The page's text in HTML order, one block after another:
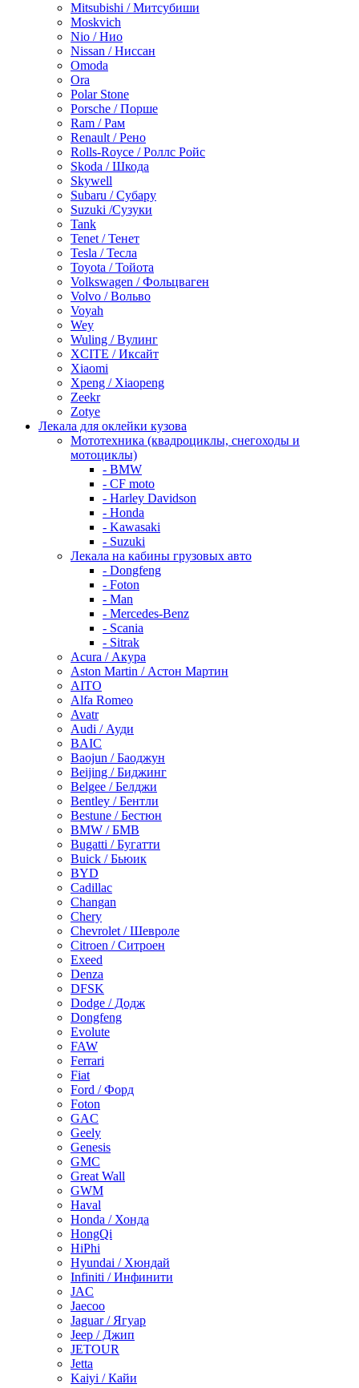
Mitsubishi / Митсубиши
Moskvich
Nio / Нио
Nissan / Ниссан
Omoda
Ora
Polar Stone
Porsche / Порше
Ram / Рам
Renault / Рено
Rolls-Royce / Роллс Ройс
Skoda / Шкода
Skywell
Subaru / Субару
Suzuki /Сузуки
Tank
Tenet / Тенет
Tesla / Тесла
Toyota / Тойота
Volkswagen / Фольцваген
Volvo / Вольво
Voyah
Wey
Wuling / Вулинг
XCITE / Иксайт
Xiaomi
Xpeng / Xiaopeng
Zeekr
Zotye
Лекала для оклейки кузова
Мототехника (квадроциклы, снегоходы и
мотоциклы)
- BMW
- CF moto
- Harley Davidson
- Honda
- Kawasaki
- Suzuki
Лекала на кабины грузовых авто
- Dongfeng
- Foton
- Man
- Mercedes-Benz
- Scania
- Sitrak
Acura / Акура
Aston Martin / Астон Мартин
AITO
Alfa Romeo
Avatr
Audi / Ауди
BAIC
Baojun / Баоджун
Beijing / Биджинг
Belgee / Белджи
Bentley / Бентли
Bestune / Бестюн
BMW / БМВ
Bugatti / Бугатти
Buick / Бьюик
BYD
Cadillac
Changan
Chery
Chevrolet / Шевроле
Citroen / Ситроен
Exeed
Denza
DFSK
Dodge / Додж
Dongfeng
Evolute
FAW
Ferrari
Fiat
Ford / Форд
Foton
GAC
Geely
Genesis
GMC
Great Wall
GWM
Haval
Honda / Хонда
HongQi
HiPhi
Hyundai / Хюндай
Infiniti / Инфинити
JAC
Jaecoo
Jaguar / Ягуар
Jeep / Джип
JETOUR
Jetta
Kaiyi / Кайи